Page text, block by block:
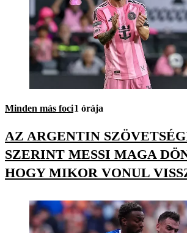
Minden más foci1 órája
AZ ARGENTIN
SZERINT MESSI MAGA
HOGY MIKOR VONUL